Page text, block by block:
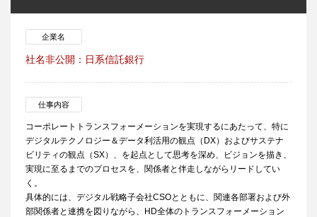
企業名
社名非公開：日系信託銀行
仕事内容
コーポレートトランスフォーメーションを実現するにあたって、特に
デジタルテクノロジー＆データ利活用の観点（DX）およびサステナ
ビリティの観点（SX）、を起点として思考を深め、ビジョンを描き、
実現に至るまでのプロセスを、関係者と伴走しながらリードしてい
く。
具体的には、デジタル戦略子会社CSOとともに、関連各部署および外
部関係者と連携を図りながら、HD全体のトランスフォーメーション